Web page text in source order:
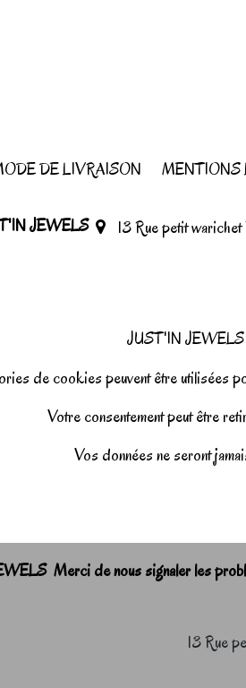
DE LIVRAISON MENTIONS
JEWELS 13 Rue petit
JUST'IN JEWELS
de cookies peuvent être utilisées
Votre consentement peut être
Vos données ne seront
Merci de nous signaler les
13 Rue